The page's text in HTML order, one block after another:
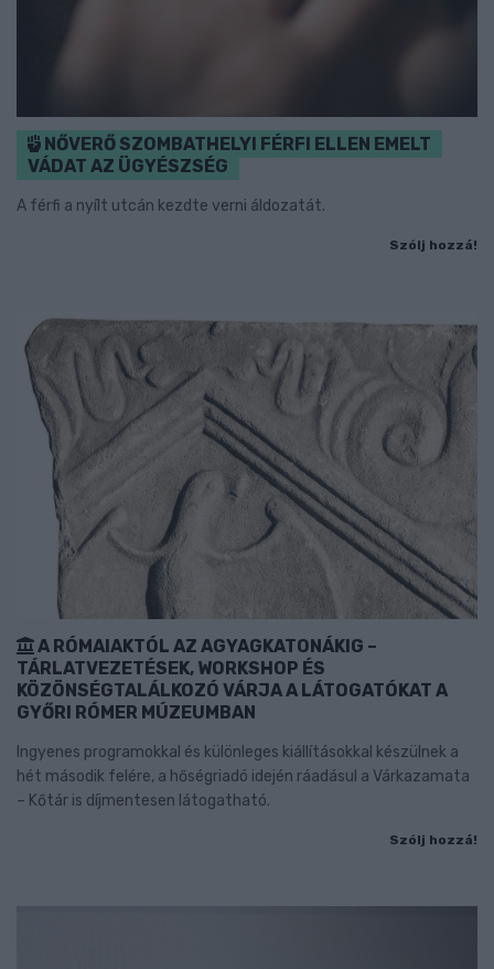
NŐVERŐ SZOMBATHELYI FÉRFI ELLEN EMELT
VÁDAT AZ ÜGYÉSZSÉG
A férfi a nyílt utcán kezdte verni áldozatát.
Szólj hozzá!
A RÓMAIAKTÓL AZ AGYAGKATONÁKIG –
TÁRLATVEZETÉSEK, WORKSHOP ÉS
KÖZÖNSÉGTALÁLKOZÓ VÁRJA A LÁTOGATÓKAT A
GYŐRI RÓMER MÚZEUMBAN
Ingyenes programokkal és különleges kiállításokkal készülnek a
hét második felére, a hőségriadó idején ráadásul a Várkazamata
– Kőtár is díjmentesen látogatható.
Szólj hozzá!